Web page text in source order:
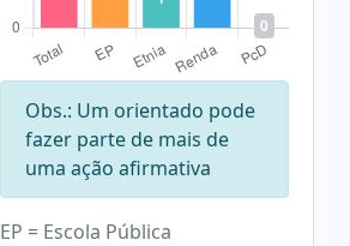
Obs.: Um orientado pode
fazer parte de mais de
uma ação afirmativa
EP = Escola Pública